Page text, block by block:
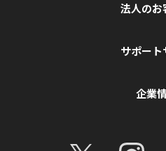
法人のお
サポート
企業